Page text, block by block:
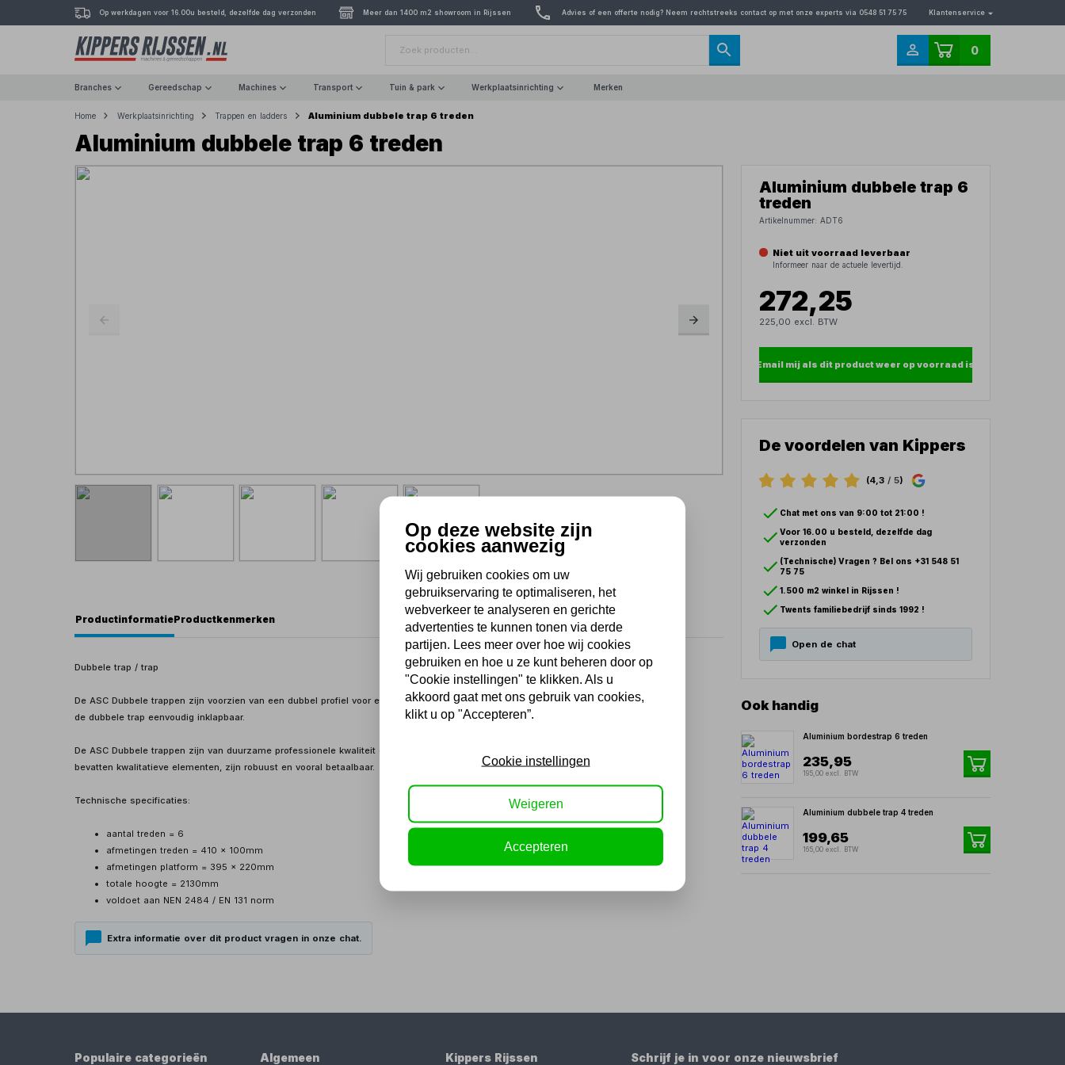
Op werkdagen voor 16.00u besteld, dezelfde dag verzonden Meer dan 1400 m2 showroom in Rijssen Advies of een offerte nodig? Neem rechtstreeks contact op met onze experts via 0548 51 75 75 Klantenservice
0
Branches Gereedschap Machines Transport Tuin & park Werkplaatsinrichting Merken
Home Werkplaatsinrichting Trappen en ladders Aluminium dubbele trap 6 treden
Aluminium dubbele trap 6 treden
ProductinformatieProductkenmerken
Dubbele trap / trap
De ASC Dubbele trappen zijn voorzien van een dubbel profiel voor extra stevigheid. En dankzij het speciale scharniersysteem is
de dubbele trap eenvoudig inklapbaar.
De ASC Dubbele trappen zijn van duurzame professionele kwaliteit en zijn uiteraard aan beide kanten oploopbaar. ASC trappen
bevatten kwalitatieve elementen, zijn robuust en vooral betaalbaar.
Technische specificaties:
aantal treden = 6
afmetingen treden = 410 x 100mm
afmetingen platform = 395 x 220mm
totale hoogte = 2130mm
voldoet aan NEN 2484 / EN 131 norm
Extra informatie over dit product vragen in onze chat.
Aluminium dubbele trap 6
treden
Artikelnummer:ADT6
Niet uit voorraad leverbaar
Informeer naar de actuele levertijd.
272,25
225,00 excl. BTW
Email mij als dit product weer op voorraad is
De voordelen van Kippers
(4,3/ 5)
Chat met ons van 9:00 tot 21:00 !
Voor 16.00 u besteld, dezelfde dag
verzonden
(Technische) Vragen ? Bel ons +31 548 51
75 75
1.500 m2 winkel in Rijssen !
Twents familiebedrijf sinds 1992 !
Open de chat
Ook handig
Aluminium bordestrap 6 treden
235,95
195,00 excl. BTW
Aluminium dubbele trap 4 treden
199,65
165,00 excl. BTW
Populaire categorieën Algemeen Kippers Rijssen Schrijf je in voor onze nieuwsbrief
Op deze website zijn
cookies aanwezig
Wij gebruiken cookies om uw
gebruikservaring te optimaliseren, het
webverkeer te analyseren en gerichte
advertenties te kunnen tonen via derde
partijen. Lees meer over hoe wij cookies
gebruiken en hoe u ze kunt beheren door op
"Cookie instellingen" te klikken. Als u
akkoord gaat met ons gebruik van cookies,
klikt u op "Accepteren”.
Cookie instellingen
Weigeren
Accepteren